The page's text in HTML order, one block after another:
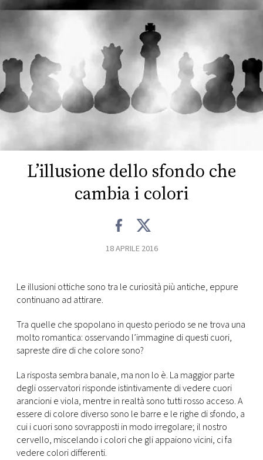
CONCORSI
EVENTI
TV
PRINCIPATO
L’illusione dello sfondo che
cambia i colori
18 APRILE 2016
Le illusioni ottiche sono tra le curiosità più antiche, eppure
continuano ad attirare.
Tra quelle che spopolano in questo periodo se ne trova una
molto romantica: osservando l’immagine di questi cuori,
sapreste dire di che colore sono?
La risposta sembra banale, ma non lo è. La maggior parte
degli osservatori risponde istintivamente di vedere cuori
arancioni e viola, mentre in realtà sono tutti rosso acceso. A
essere di colore diverso sono le barre e le righe di sfondo, a
cui i cuori sono sovrapposti in modo irregolare; il nostro
cervello, miscelando i colori che gli appaiono vicini, ci fa
vedere colori differenti.